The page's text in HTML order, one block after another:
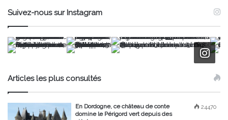
Suivez-nous sur Instagram
Articles les plus consultés
24470
En Dordogne, ce château de conte
domine le Périgord vert depuis des